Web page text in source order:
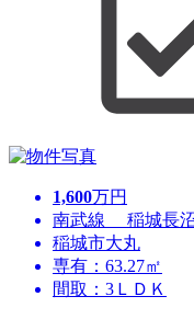
1,600万円
南武線 稲城長
稲城市大丸
専有：63.27㎡
間取：3ＬＤＫ